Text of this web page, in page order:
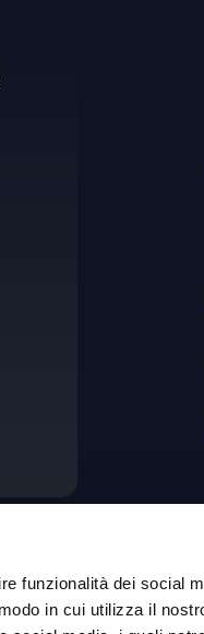
funzionalità dei social
in cui utilizza il